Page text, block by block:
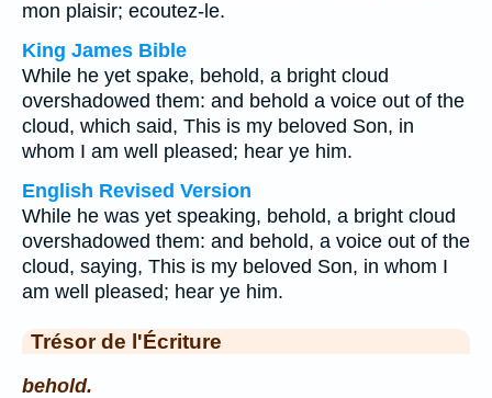
mon plaisir; ecoutez-le.
King James Bible
While he yet spake, behold, a bright cloud
overshadowed them: and behold a voice out of the
cloud, which said, This is my beloved Son, in
whom I am well pleased; hear ye him.
English Revised Version
While he was yet speaking, behold, a bright cloud
overshadowed them: and behold, a voice out of the
cloud, saying, This is my beloved Son, in whom I
am well pleased; hear ye him.
Trésor de l'Écriture
behold.